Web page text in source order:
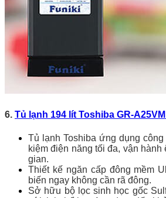
6. Tủ lạnh 194 lít Toshiba GR-
Tủ lạnh Toshiba ứng dụng
kiệm điện năng tối đa, vận
gian.
Thiết kế ngăn cấp đông mềm
biến ngay không cần rã đông.
Sở hữu bộ lọc sinh học gốc